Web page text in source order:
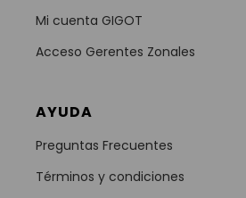
Mi cuenta GIGOT
Acceso Gerentes Zonales
AYUDA
Preguntas Frecuentes
Términos y condiciones